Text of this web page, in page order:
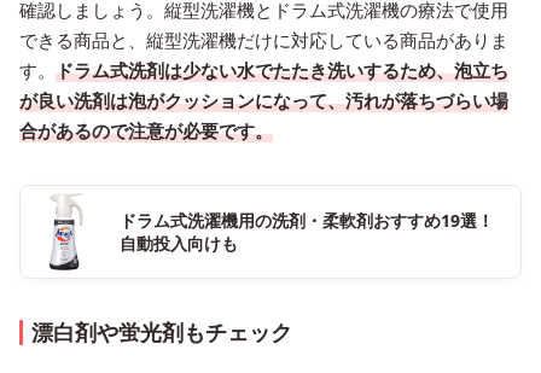
確認しましょう。縦型洗濯機とドラム式洗濯機の療法で使用
できる商品と、縦型洗濯機だけに対応している商品がありま
す。 ドラム式洗剤は少ない水でたたき洗いするため、泡立ち
が良い洗剤は泡がクッションになって、汚れが落ちづらい場
合があるので注意が必要です。
ドラム式洗濯機用の洗剤・柔軟剤おすすめ19選！
自動投入向けも
漂白剤や蛍光剤もチェック